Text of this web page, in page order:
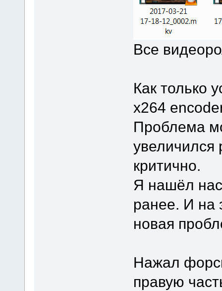
Все
Как только
x264
Проблема
критично.
Я нашёл
ранее. И на
новая
Нажал
правую